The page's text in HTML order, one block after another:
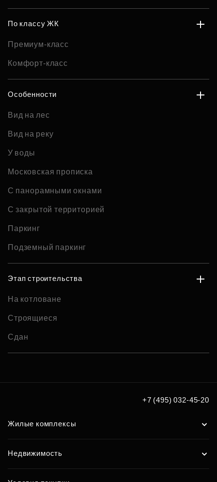
По классу ЖК
Премиум-класс
Комфорт-класс
Особенности
Вид на лес
Вид на реку
У воды
Московская прописка
С панорамными окнами
С закрытой территорией
Паркинг
Подземный паркинг
Этап строительства
На котловане
Строящиеся
Сдан
+7 (495) 032-45-20
Жилые комплексы
Недвижимость